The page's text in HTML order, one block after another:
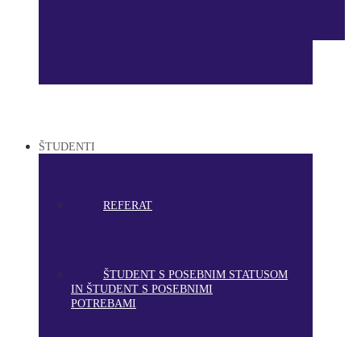
ŠTUDENTI
REFERAT
ŠTUDENT S POSEBNIM STATUSOM
IN ŠTUDENT S POSEBNIMI
POTREBAMI